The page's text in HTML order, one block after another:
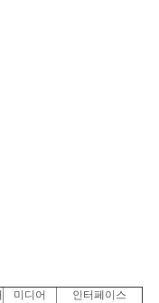
미디어 인터페이스